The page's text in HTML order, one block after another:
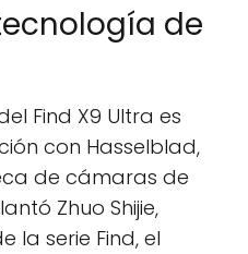
de
Find X9 Ultra es
con Hasselblad,
de cámaras de
Zhuo Shijie,
la serie Find, el